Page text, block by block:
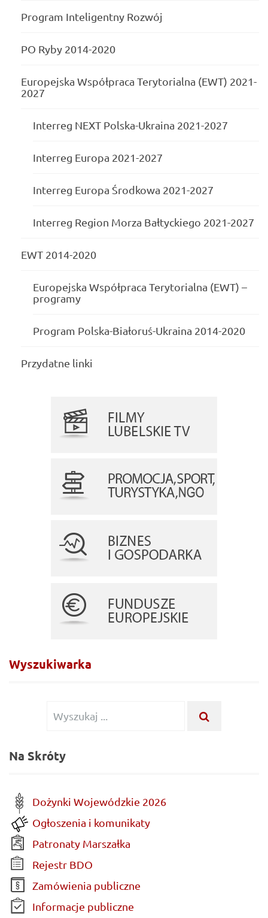
Program Inteligentny Rozwój
PO Ryby 2014-2020
Europejska Współpraca Terytorialna (EWT) 2021-
2027
Interreg NEXT Polska-Ukraina 2021-2027
Interreg Europa 2021-2027
Interreg Europa Środkowa 2021-2027
Interreg Region Morza Bałtyckiego 2021-2027
EWT 2014-2020
Europejska Współpraca Terytorialna (EWT) –
programy
Program Polska-Białoruś-Ukraina 2014-2020
Przydatne linki
Wyszukiwarka
Wyszukiwanie
Na Skróty
Dożynki Wojewódzkie 2026
Ogłoszenia i komunikaty
Patronaty Marszałka
Rejestr BDO
Zamówienia publiczne
Informacje publiczne